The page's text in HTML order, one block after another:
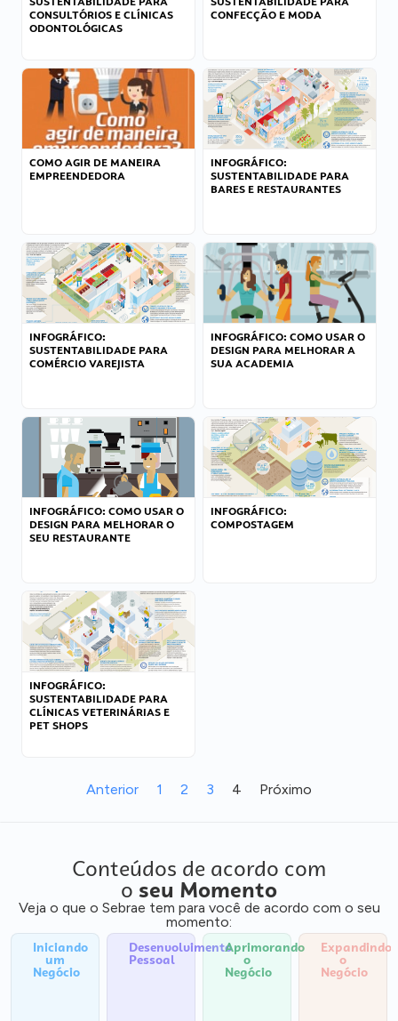
CONSULTÓRIOS E CLÍNICAS
ODONTOLÓGICAS
CONFECÇÃO E MODA
COMO AGIR DE MANEIRA
EMPREENDEDORA
INFOGRÁFICO:
SUSTENTABILIDADE PARA
BARES E RESTAURANTES
INFOGRÁFICO:
SUSTENTABILIDADE PARA
COMÉRCIO VAREJISTA
INFOGRÁFICO: COMO USAR O
DESIGN PARA MELHORAR A
SUA ACADEMIA
INFOGRÁFICO: COMO USAR O
DESIGN PARA MELHORAR O
SEU RESTAURANTE
INFOGRÁFICO:
COMPOSTAGEM
INFOGRÁFICO:
SUSTENTABILIDADE PARA
CLÍNICAS VETERINÁRIAS E
PET SHOPS
Anterior 1 2 3 4 Próximo
Conteúdos de acordo com
o seu Momento
Veja o que o Sebrae tem para você de acordo com o seu
momento:
Iniciando
um
Negócio
Desenvolvimento
Pessoal
Aprimorando
o
Negócio
Expandindo
o
Negócio